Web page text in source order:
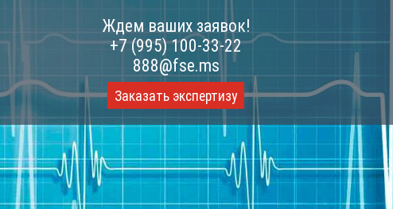
Ждем ваших заявок!
+7 (995) 100-33-22
888@fse.ms
Заказать экспертизу